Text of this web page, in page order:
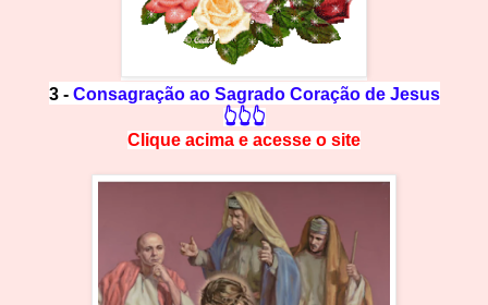
3 - Consagração ao Sagrado Coração de Jesus
👆👆👆
Clique acima e acesse o site